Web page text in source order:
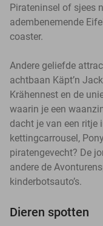
Pirateninsel of sjees
adembenemende
coaster.
Andere geliefde
achtbaan Käpt’n
Krähennest en de
waarin je een
dacht je van een ritje
kettingcarrousel,
piratengevecht? De
andere de
kinderbotsauto’s.
Dieren spotten